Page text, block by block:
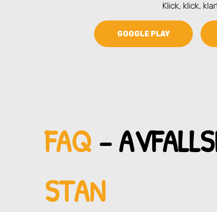
Klick, klick,
GOOGLE PLAY
FAQ–
STAN